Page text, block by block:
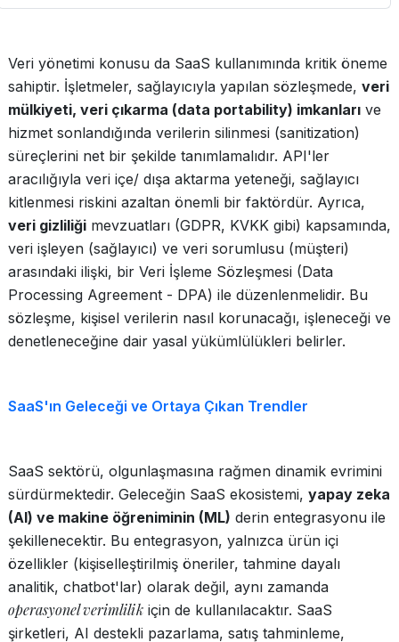
Veri yönetimi konusu da SaaS kullanımında kritik öneme
sahiptir. İşletmeler, sağlayıcıyla yapılan sözleşmede, veri
mülkiyeti, veri çıkarma (data portability) imkanları ve
hizmet sonlandığında verilerin silinmesi (sanitization)
süreçlerini net bir şekilde tanımlamalıdır. API'ler
aracılığıyla veri içe/ dışa aktarma yeteneği, sağlayıcı
kitlenmesi riskini azaltan önemli bir faktördür. Ayrıca,
veri gizliliği mevzuatları (GDPR, KVKK gibi) kapsamında,
veri işleyen (sağlayıcı) ve veri sorumlusu (müşteri)
arasındaki ilişki, bir Veri İşleme Sözleşmesi (Data
Processing Agreement - DPA) ile düzenlenmelidir. Bu
sözleşme, kişisel verilerin nasıl korunacağı, işleneceği ve
denetleneceğine dair yasal yükümlülükleri belirler.
SaaS'ın Geleceği ve Ortaya Çıkan Trendler
SaaS sektörü, olgunlaşmasına rağmen dinamik evrimini
sürdürmektedir. Geleceğin SaaS ekosistemi, yapay zeka
(AI) ve makine öğreniminin (ML) derin entegrasyonu ile
şekillenecektir. Bu entegrasyon, yalnızca ürün içi
özellikler (kişiselleştirilmiş öneriler, tahmine dayalı
analitik, chatbot'lar) olarak değil, aynı zamanda
operasyonel verimlilik için de kullanılacaktır. SaaS
şirketleri, AI destekli pazarlama, satış tahminleme,